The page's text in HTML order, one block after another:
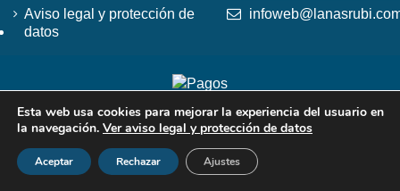
Aviso legal y protección de
datos
Esta web usa cookies para mejorar la experiencia del usuario en
la navegación. Ver aviso legal y protección de datos
Aceptar Rechazar Ajustes